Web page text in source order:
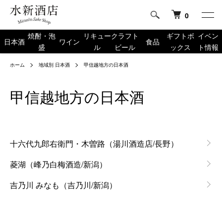
0
日本酒
焼酎・泡
盛
ワイン
リキュー
ル
クラフト
ビール
食品
ギフトボ
ックス
イベン
ト情報
ホーム 地域別 日本酒 甲信越地方の日本酒
甲信越地方の日本酒
十六代九郎右衛門・木曽路（湯川酒造店/長野）
菱湖（峰乃白梅酒造/新潟）
吉乃川 みなも（吉乃川/新潟）